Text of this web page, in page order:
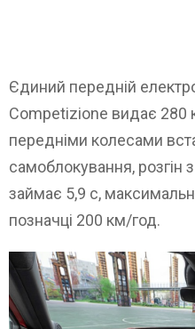
Єдиний передній
Competizione видає 280
передніми колесами
самоблокування, розгін
займає 5,9 с,
позначці 200 км/год.